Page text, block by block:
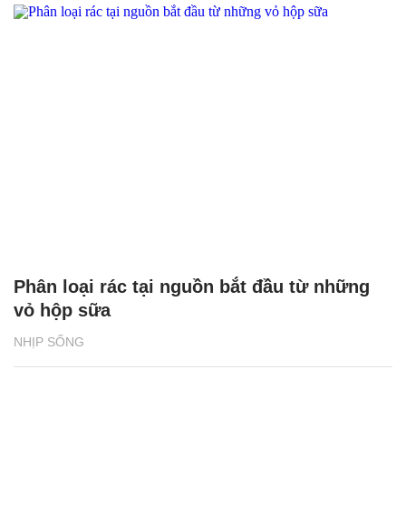
NHỊP SỐNG
Phân loại rác tại nguồn bắt đầu từ những
vỏ hộp sữa